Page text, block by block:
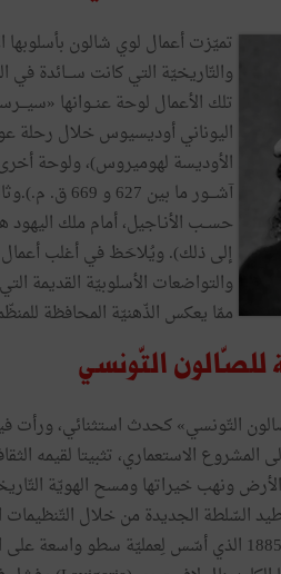
تميّزت أعمال لوي شالون بأسلوبها
والتّاريخيّة التي كانت ســـائدة
اليوناني أوديسيوس خلال رحلة
حســب الأنـاجيل، أمام ملك
إلى ذلك). ويُلاحَظ في أغلب أعمال
والتواضعات الأسلوبيّة القديمة
ممّا يعكس الذّهنيّة المحافظة
للصّالون التّونسي
التّونسي» كحدث استثنائي،
المشروع الاستعماري، تثبيتا لقيمه
ونهب خيراتها ومسح الهويّة
الجديدة من خلال التّنظيمات
بمقتضى قانون الصّادر سنة 1885 الذي أسّس